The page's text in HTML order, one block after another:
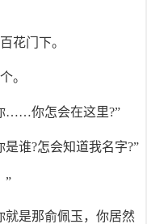
花门下。
。
……你怎会在这里?”
谁?怎会知道我名字?”
”
就是那俞佩玉，你居然